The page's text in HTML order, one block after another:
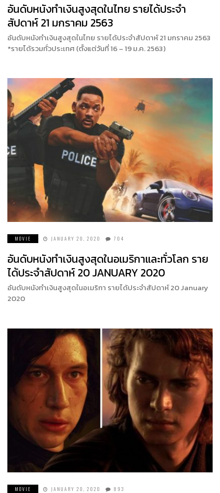
อันดับหนังทำเงินสูงสุดในไทย รายได้ประจำ
สัปดาห์ 21 มกราคม 2563
อันดับหนังทำเงินสูงสุดในไทย รายได้ประจำสัปดาห์ 21 มกราคม 2563
*รายได้รวมทั่วประเทศ (ตั้งแต่วันที่ 16 – 19 ม.ค. 2563)
MOVIE JANUARY 20, 2020 704
อันดับหนังทำเงินสูงสุดในอเมริกาและทั่วโลก ราย
ได้ประจำสัปดาห์ 20 JANUARY 2020
อันดับหนังทำเงินสูงสุดในอเมริกา รายได้ประจำสัปดาห์ 20 January
2020
MOVIE JANUARY 20, 2020 893